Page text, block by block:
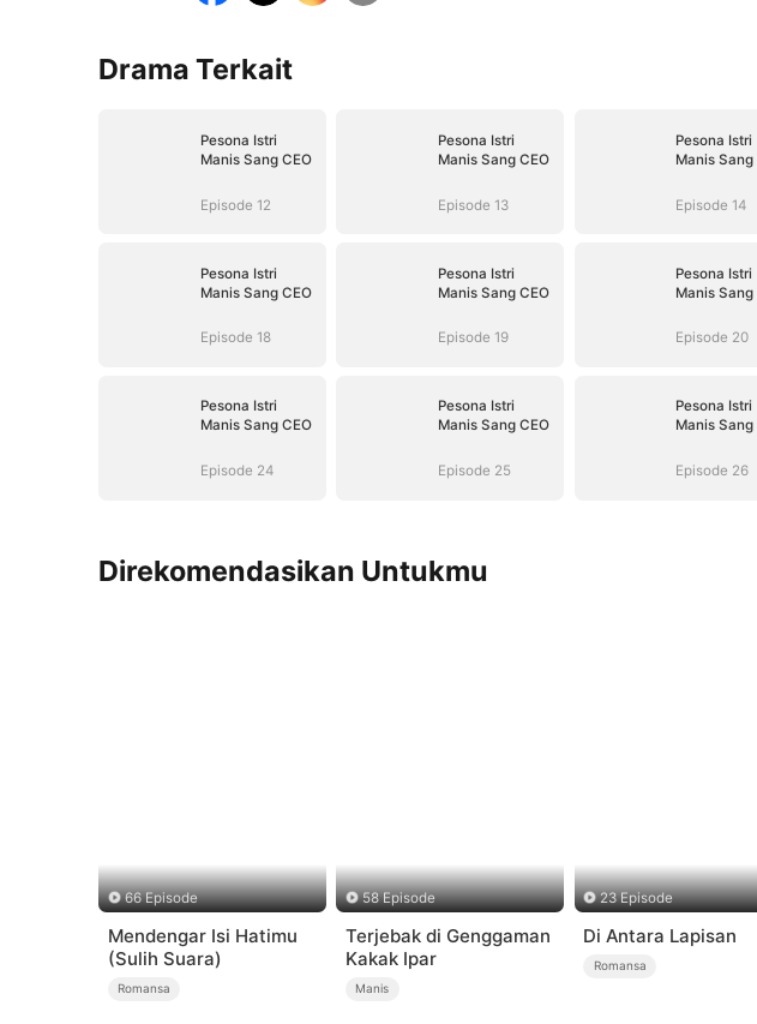
Drama Terkait
Pesona Istri
Manis Sang CEO
Episode 12
Pesona Istri
Manis Sang CEO
Episode 13
Pesona Istri
Manis Sang
Episode 14
Pesona Istri
Manis Sang CEO
Episode 18
Pesona Istri
Manis Sang CEO
Episode 19
Pesona Istri
Manis Sang
Episode 20
Pesona Istri
Manis Sang CEO
Episode 24
Pesona Istri
Manis Sang CEO
Episode 25
Pesona Istri
Manis Sang
Episode 26
Direkomendasikan Untukmu
66 Episode
Mendengar Isi Hatimu
(Sulih Suara)
Romansa
58 Episode
Terjebak di Genggaman
Kakak Ipar
Manis
23 Episode
Di Antara Lapisan
Romansa